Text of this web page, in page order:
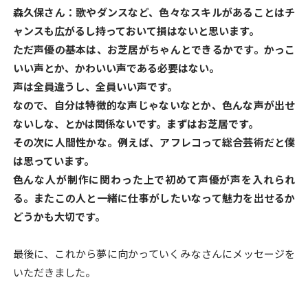
森久保さん：歌やダンスなど、色々なスキルがあることはチ
ャンスも広がるし持っておいて損はないと思います。
ただ声優の基本は、お芝居がちゃんとできるかです。かっこ
いい声とか、かわいい声である必要はない。
声は全員違うし、全員いい声です。
なので、自分は特徴的な声じゃないなとか、色んな声が出せ
ないしな、とかは関係ないです。まずはお芝居です。
その次に人間性かな。例えば、アフレコって総合芸術だと僕
は思っています。
色んな人が制作に関わった上で初めて声優が声を入れられ
る。またこの人と一緒に仕事がしたいなって魅力を出せるか
どうかも大切です。
最後に、これから夢に向かっていくみなさんにメッセージを
いただきました。